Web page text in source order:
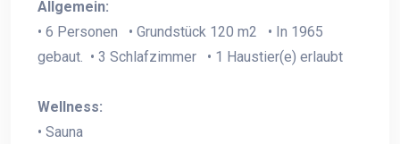
Allgemein:
• 6 Personen • Grundstück 120 m2 • In 1965
gebaut. • 3 Schlafzimmer • 1 Haustier(e) erlaubt
Wellness:
• Sauna